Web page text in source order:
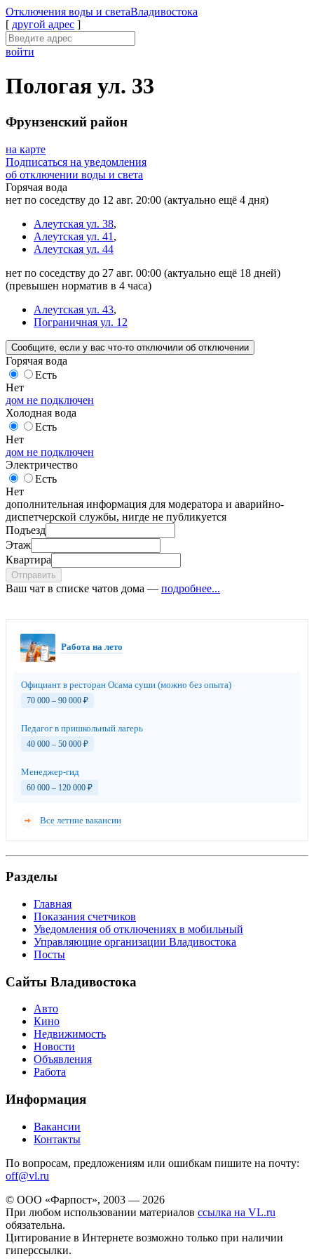
Отключения воды и светаВладивостока
[ другой адрес ]
войти
Пологая ул. 33
Фрунзенский район
на карте
Подписаться на уведомления
об отключении воды и света
Горячая вода
нет по соседству до 12 авг. 20:00 (актуально ещё 4 дня)
Алеутская ул. 38,
Алеутская ул. 41 ,
Алеутская ул. 44
нет по соседству до 27 авг. 00:00 (актуально ещё 18 дней)
(превышен норматив в 4 часа)
Алеутская ул. 43,
Пограничная ул. 12
Сообщите , если у вас что-то отключили об отключении
Горячая вода
Есть
Нет
дом не подключен
Холодная вода
Есть
Нет
дом не подключен
Электричество
Есть
Нет
дополнительная информация для модератора и аварийно-
диспетчерской службы, нигде не публикуется
Подъезд
Этаж
Квартира
Отправить
Ваш чат в списке чатов дома — подробнее...
Работа на лето
Официант в ресторан Осама суши (можно без опыта)
70 000 – 90 000 ₽
Педагог в пришкольный лагерь
40 000 – 50 000 ₽
Менеджер-гид
60 000 – 120 000 ₽
Все летние вакансии
Разделы
Главная
Показания счетчиков
Уведомления об отключениях в мобильный
Управляющие организации Владивостока
Посты
Сайты Владивостока
Авто
Кино
Недвижимость
Новости
Объявления
Работа
Информация
Вакансии
Контакты
По вопросам, предложениям или ошибкам пишите на почту:
off@vl.ru
© ООО «Фарпост», 2003 — 2026
При любом использовании материалов ссылка на VL.ru
обязательна.
Цитирование в Интернете возможно только при наличии
гиперссылки.